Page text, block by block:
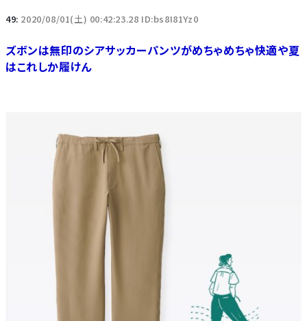
49: 2020/08/01(土) 00:42:23.28 ID:bs8I81Yz0
ズボンは無印のシアサッカーパンツがめちゃめちゃ快適や夏
はこれしか履けん